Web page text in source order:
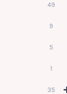
49
9
5
1
35